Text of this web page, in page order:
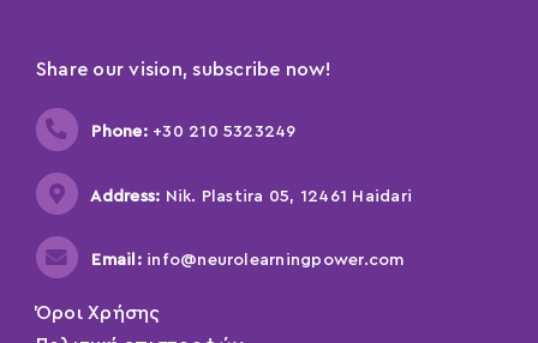
Share our vision, subscribe now!
Phone: +30 210 5323249
Address: Nik. Plastira 05, 12461 Haidari
Email: info@neurolearningpower.com
Όροι Χρήσης